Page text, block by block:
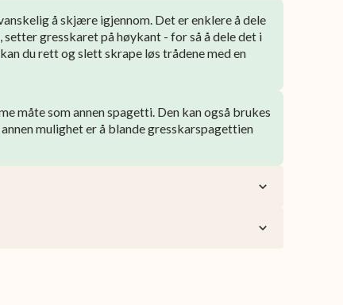
å skjære igjennom. Det er enklere å dele
gresskaret på høykant - for så å dele det i
du rett og slett skrape løs trådene med en
måte som annen spagetti. Den kan også brukes
mulighet er å blande gresskarspagettien